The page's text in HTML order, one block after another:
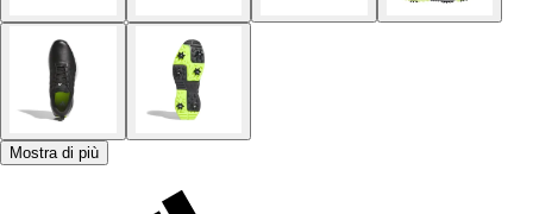
Mostra di più